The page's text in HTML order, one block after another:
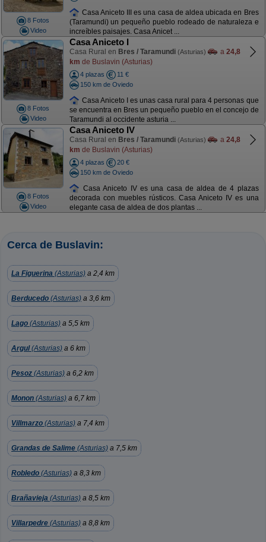
8 Fotos
Video
Casa Aniceto III es una casa de aldea ubicada en Bres
(Taramundi) un pequeño pueblo rodeado de naturaleza e
increíbles paisajes. Casa Anicet ...
8 Fotos
Video
Casa Aniceto I
Casa Rural en Bres / Taramundi (Asturias) a 24,8
km de Buslavin (Asturias)
4 plazas
11 €
150 km de Oviedo
Casa Aniceto I es unas casa rural para 4 personas que
se encuentra en Bres un pequeño pueblo en el concejo de
Taramundi al occidente asturia ...
8 Fotos
Video
Casa Aniceto IV
Casa Rural en Bres / Taramundi (Asturias) a 24,8
km de Buslavin (Asturias)
4 plazas
20 €
150 km de Oviedo
Casa Aniceto IV es una casa de aldea de 4 plazas
decorada con muebles rústicos. Casa Aniceto IV es una
elegante casa de aldea de dos plantas ...
Cerca de Buslavin:
La Figuerina (Asturias) a 2,4 km
Berducedo (Asturias) a 3,6 km
Lago (Asturias) a 5,5 km
Argul(Asturias) a 6 km
Pesoz (Asturias) a 6,2 km
Monon (Asturias) a 6,7 km
Villmarzo (Asturias) a 7,4 km
Grandas de Salime (Asturias) a 7,5 km
Robledo (Asturias) a 8,3 km
Brañavieja (Asturias) a 8,5 km
Villarpedre (Asturias) a 8,8 km